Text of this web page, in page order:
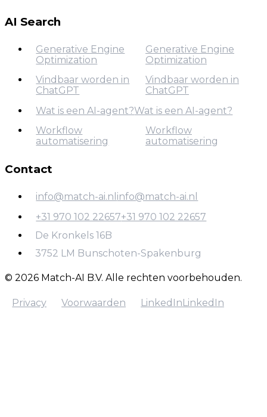
Finance
AI Agents voor SaaS
AI Search
Generative Engine
Optimization
Generative Engine
Optimization
Generative Engine
Optimization
Vindbaar worden in
ChatGPT
Vindbaar worden in
ChatGPT
Vindbaar worden in
ChatGPT
Wat is een AI-agent?
Wat is een AI-agent?
Wat is een AI-agent?
Workflow
automatisering
Workflow
Workflow
automatisering
Contact
info@match-ai.nl
info@match-ai.nl
info@match-ai.nl
+31 970 102 22657
+31 970 102 22657
+31 970 102 22657
De Kronkels 16B
3752 LM Bunschoten-Spakenburg
© 2026 Match-AI B.V. Alle rechten voorbehouden.
Privacy
Voorwaarden
LinkedInLinkedIn